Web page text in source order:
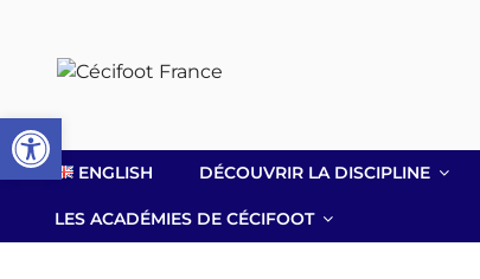
contenu
ENGLISH DÉCOUVRIR LA DISCIPLINE
LES ACADÉMIES DE CÉCIFOOT
Ouvrir la barre d’outils